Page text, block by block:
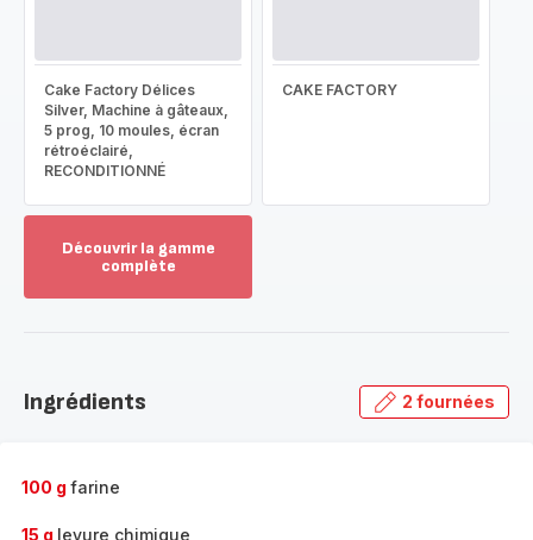
Cake Factory Délices
Silver, Machine à gâteaux,
5 prog, 10 moules, écran
rétroéclairé,
RECONDITIONNÉ
CAKE FACTORY
Découvrir la gamme
complète
gamme
Ingrédients 2 fournées
100 g farine
15 g levure chimique